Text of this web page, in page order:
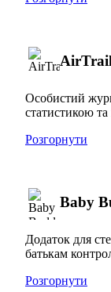
AirTrail
Особистий
статистикою та
Розгорнути
Baby
Додаток для
батькам
Розгорнути